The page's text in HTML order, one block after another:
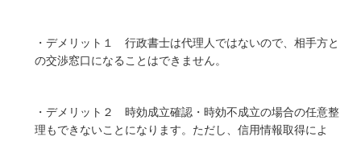
・デメリット１ 行政書士は代理人ではないので、相手方と
の交渉窓口になることはできません。
・デメリット２ 時効成立確認・時効不成立の場合の任意整
理もできないことになります。ただし、 信用情報取得によ